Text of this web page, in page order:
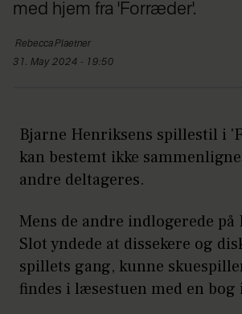
med hjem fra 'Forræder'.
RebeccaPlaetner
31. May 2024 - 19:50
Bjarne Henriksens spillestil i
kan bestemt ikke
andre deltageres.
Mens de andre indlogerede på
Slot yndede at dissekere og
spillets gang, kunne
findes i læsestuen med en